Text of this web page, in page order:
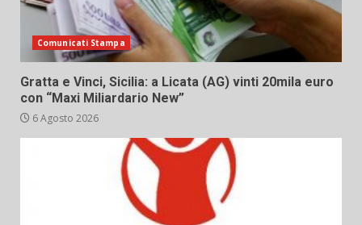
Comunicati Stampa
Gratta e Vinci, Sicilia: a Licata (AG) vinti 20mila euro
con “Maxi Miliardario New”
6 Agosto 2026